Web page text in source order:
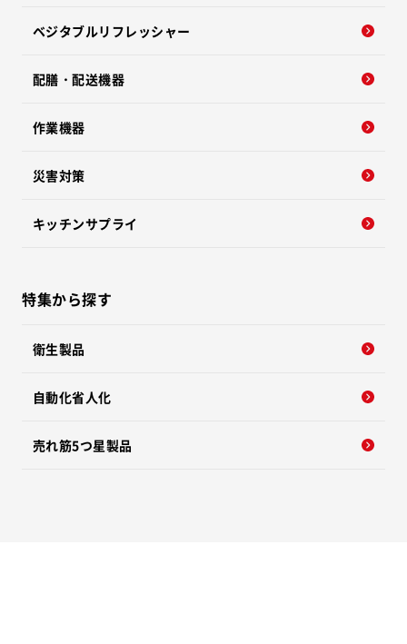
ベジタブルリフレッシャー
配膳・配送機器
作業機器
災害対策
キッチンサプライ
特集から探す
衛生製品
自動化省人化
売れ筋5つ星製品